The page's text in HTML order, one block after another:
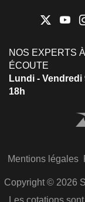
NOS EXPERTS
ÉCOUTE
Lundi - Vendredi
18h
Mentions légales
Copyright © 2026
Les cotations